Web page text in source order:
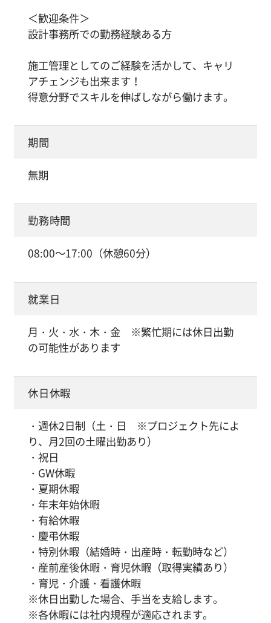
＜歓迎条件＞
設計事務所での勤務経験ある方
施工管理としてのご経験を活かして、キャリ
アチェンジも出来ます！
得意分野でスキルを伸ばしながら働けます。
期間
無期
勤務時間
08:00～17:00（休憩60分）
就業日
月・火・水・木・金 ※繁忙期には休日出勤
の可能性があります
休日休暇
・週休2日制（土・日 ※プロジェクト先によ
り、月2回の土曜出勤あり）
・祝日
・GW休暇
・夏期休暇
・年末年始休暇
・有給休暇
・慶弔休暇
・特別休暇（結婚時・出産時・転勤時など）
・産前産後休暇・育児休暇（取得実績あり）
・育児・介護・看護休暇
※休日出勤した場合、手当を支給します。
※各休暇には社内規程が適応されます。